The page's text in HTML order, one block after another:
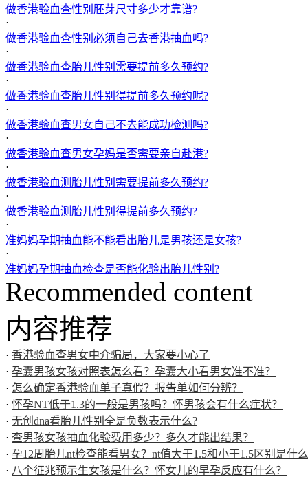
做香港验血查性别胚芽尺寸多少才靠谱?
·
做香港验血查性别必须自己去香港抽血吗?
·
做香港验血查胎儿性别需要提前多久预约?
·
做香港验血查胎儿性别得提前多久预约呢?
·
做香港验血查男女自己不去能成功检测吗?
·
做香港验血查男女孕妈是否需要亲自赴港?
·
做香港验血测胎儿性别需要提前多久预约?
·
做香港验血测胎儿性别得提前多久预约?
·
准妈妈孕期抽血能不能看出胎儿是男孩还是女孩?
·
准妈妈孕期抽血检查是否能化验出胎儿性别?
Recommended content
内容推荐
· 香港验血查男女中介骗局，大家要小心了
· 孕囊男孩女孩对照表怎么看？孕囊大小看男女准不准？
· 怎么确定香港验血单子真假？报告单如何分辨？
· 怀孕NT低于1.3的一般是男孩吗？怀男孩会有什么症状？
· 无创dna看胎儿性别全是负数表示什么?
· 查男孩女孩抽血化验费用多少？多久才能出结果？
· 孕12周胎儿nt检查能看男女？nt值大于1.5和小于1.5区别是什
· 八个征兆预示生女孩是什么？怀女儿的早孕反应有什么？